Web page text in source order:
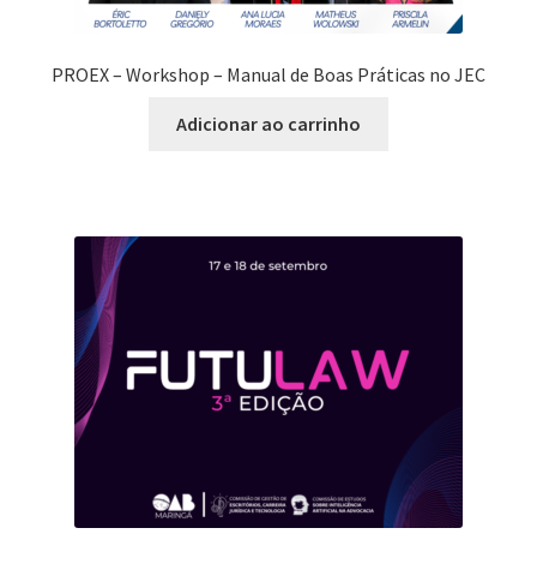
PROEX – Workshop – Manual de Boas Práticas no JEC
Adicionar ao carrinho